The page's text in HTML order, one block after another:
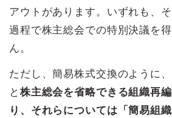
アウトがあります。いずれも、
過程で株主総会での特別決議を
ん。
ただし、簡易株式交換のように
と 株主総会を省略できる組織再
り、それらについては「簡易組